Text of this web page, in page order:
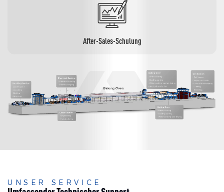
After-Sales-Schulung
UNSER SERVICE